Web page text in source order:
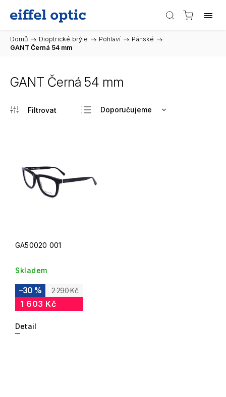
Domů / Dioptrické brýle / Pohlaví / Pánské /
GANT Černá 54 mm
GANT Černá 54 mm
Doporučujeme
GA50020 001
Skladem
2 290 Kč
–30 %
1 603 Kč
Detail